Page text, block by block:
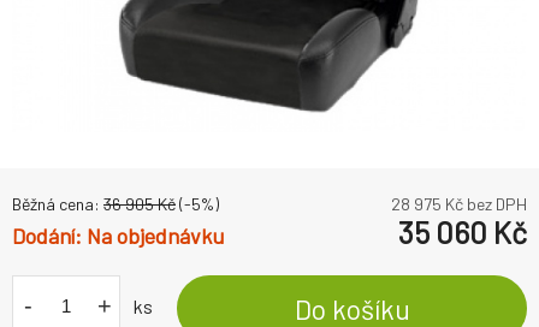
Běžná cena: 36 905Kč(-5%) 28 975 Kč bez DPH
Na objednávku 35 060 Kč
- + ks Do košíku